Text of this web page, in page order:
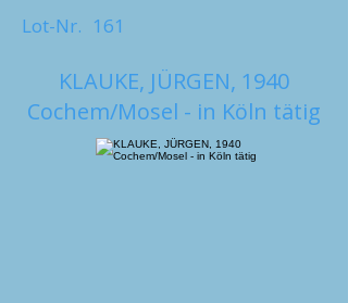
Lot-Nr. 161
KLAUKE, JÜRGEN, 1940
Cochem/Mosel - in Köln tätig